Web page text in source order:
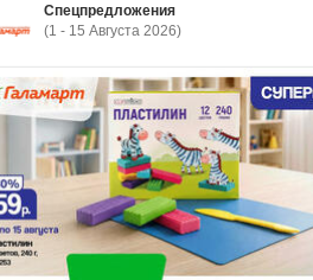
Спецпредложения
(1 - 15 Августа 2026)